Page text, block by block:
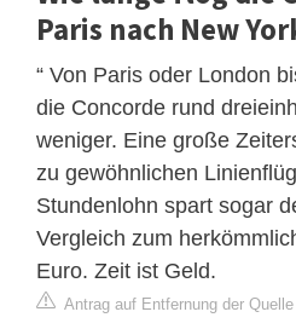
Paris nach New
“ Von Paris oder London
die Concorde rund
weniger. Eine große
zu gewöhnlichen
Stundenlohn spart sogar
Vergleich zum
Euro. Zeit ist Geld.
Antrag auf Entfernung der Quelle